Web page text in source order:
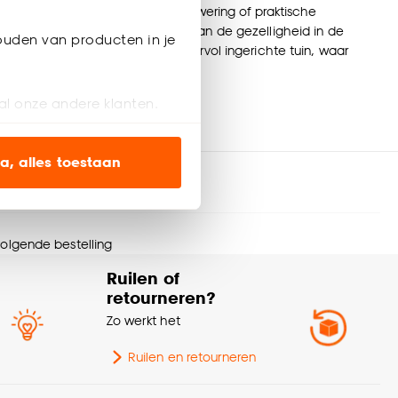
van producten in je
onze andere klanten.
om alleen de
cookieverklaring.
alles toestaan
zonwering, klassieke markies zonwering of praktische
UV-straling en draagt bij aan de gezelligheid in de
van het buitenleven in een sfeervol ingerichte tuin, waar
bestelling
Ruilen of
retourneren?
Zo werkt het
Ruilen en retourneren